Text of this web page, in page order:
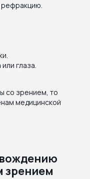
глаза.
со зрением, то
медицинской
зрением